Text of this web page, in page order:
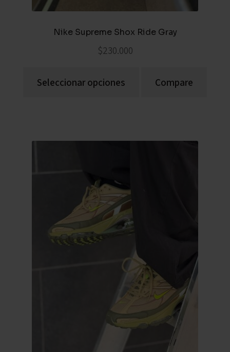
Nike Supreme Shox Ride Gray
$230.000
Seleccionar opciones Compare